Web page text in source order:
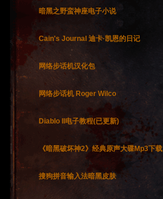
暗黑之野蛮神座电子小说
Cain's Journal 迪卡·凯恩的日记
网络步话机汉化包
网络步话机 Roger Wilco
Diablo II电子教程(已更新)
《暗黑破坏神2》经典原声大碟Mp3下载
搜狗拼音输入法暗黑皮肤